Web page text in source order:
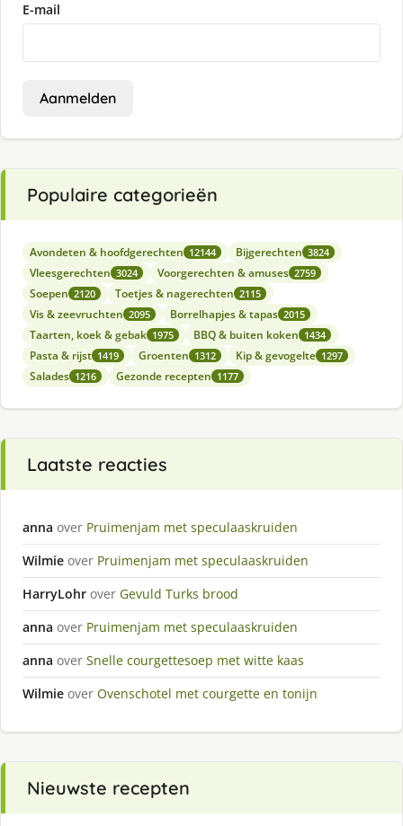
E-mail
Aanmelden
Populaire categorieën
Avondeten & hoofdgerechten 12144 Bijgerechten 3824
Vleesgerechten 3024 Voorgerechten & amuses 2759
Soepen 2120 Toetjes & nagerechten 2115
Vis & zeevruchten 2095 Borrelhapjes & tapas 2015
Taarten, koek & gebak 1975 BBQ & buiten koken 1434
Pasta & rijst 1419 Groenten 1312 Kip & gevogelte 1297
Salades 1216 Gezonde recepten 1177
Laatste reacties
anna over Pruimenjam met speculaaskruiden
Wilmie over Pruimenjam met speculaaskruiden
HarryLohr over Gevuld Turks brood
anna over Pruimenjam met speculaaskruiden
anna over Snelle courgettesoep met witte kaas
Wilmie over Ovenschotel met courgette en tonijn
Nieuwste recepten